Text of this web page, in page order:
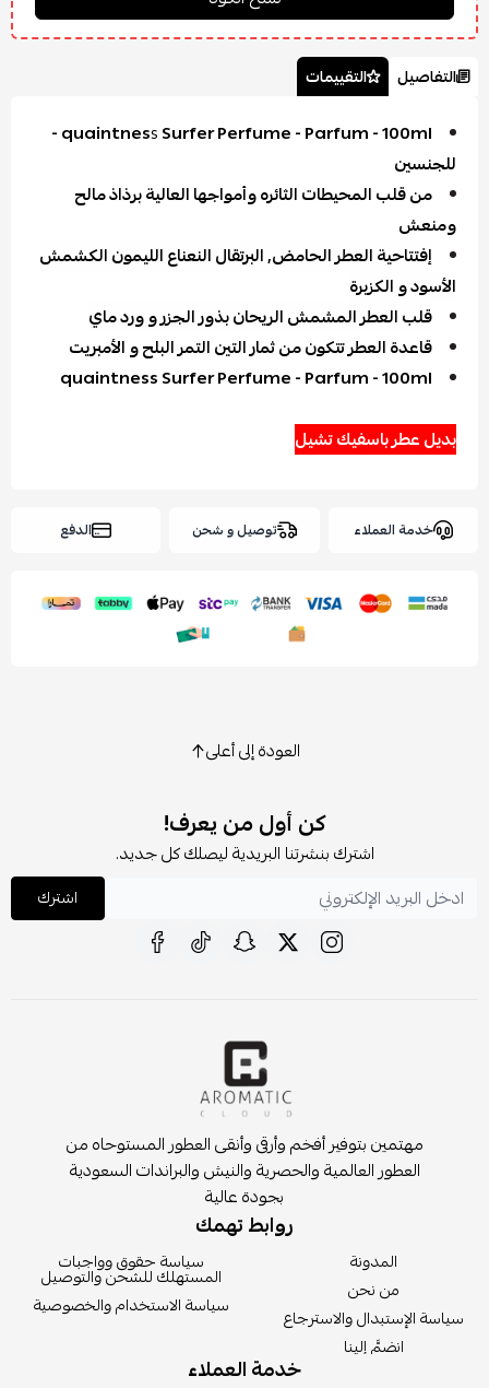
التفاصيل التقييمات
quaintness
Surfer Perfume - Parfum - 100ml -
للجنسين
من قلب المحيطات الثائره وأمواجها العالية برذاذ مالح
ومنعش
إفتتاحية العطر الحامض, البرتقال النعناع الليمون الكشمش
الأسود و الكزبرة
قلب العطر المشمش الريحان بذور الجزر و ورد ماي
قاعدة العطر تتكون من ثمار التين التمر البلح و الأمبريت
quaintness Surfer Perfume - Parfum - 100ml
بديل عطر باسفيك تشيل
خدمة العملاء توصيل و شحن الدفع
العودة إلى أعلى
كن أول من يعرف!
اشترك بنشرتنا البريدية ليصلك كل جديد.
اشترك
مهتمين بتوفير أفخم وأرقى وأنقى العطور المستوحاه من
العطور العالمية والحصرية والنيش والبراندات السعودية
بجودة عالية
روابط تهمك
المدونة
من نحن
سياسة الإستبدال والاسترجاع
انضمَّ إلينا
سياسة حقوق وواجبات
المستهلك للشحن والتوصيل
سياسة الاستخدام والخصوصية
خدمة العملاء